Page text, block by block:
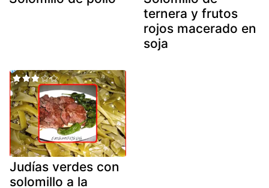
ternera y frutos
rojos macerado en
soja
Judías verdes con
solomillo a la